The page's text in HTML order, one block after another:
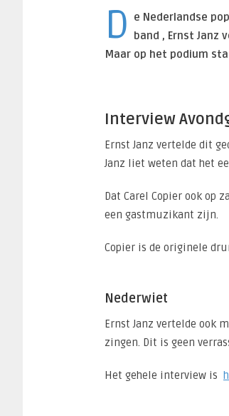
D
e Nederlandse
band , Ernst Janz
Maar op het podium
Interview
Ernst Janz vertelde dit
Janz liet weten dat het
Dat Carel Copier ook op
een gastmuzikant zijn.
Copier is de originele
Nederwiet
Ernst Janz vertelde ook
zingen. Dit is geen
Het gehele interview is